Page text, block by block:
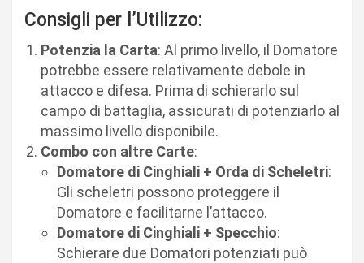
Consigli per l’Utilizzo:
Potenzia la Carta: Al primo livello, il Domatore
potrebbe essere relativamente debole in
attacco e difesa. Prima di schierarlo sul
campo di battaglia, assicurati di potenziarlo al
massimo livello disponibile.
Combo con altre Carte:
Domatore di Cinghiali + Orda di Scheletri:
Gli scheletri possono proteggere il
Domatore e facilitarne l’attacco.
Domatore di Cinghiali + Specchio:
Schierare due Domatori potenziati può